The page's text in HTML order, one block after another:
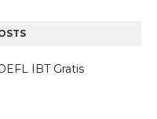
IBT Gratis